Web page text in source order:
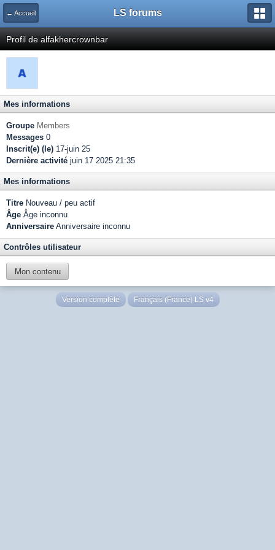
← Accueil LS forums
Profil de alfakhercrownbar
Mes informations
Groupe Members
Messages 0
Inscrit(e) (le) 17-juin 25
Dernière activité juin 17 2025 21:35
Mes informations
Titre Nouveau / peu actif
Âge Âge inconnu
Anniversaire Anniversaire inconnu
Contrôles utilisateur
Mon contenu
Version complète Français (France) LS v4